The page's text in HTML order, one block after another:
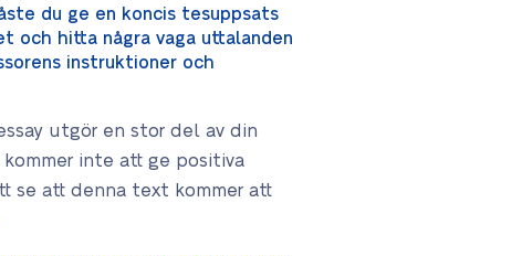
du ge en koncis tesuppsats
och hitta några vaga uttalanden
instruktioner och
utgör en stor del av din
inte att ge positiva
se att denna text kommer att